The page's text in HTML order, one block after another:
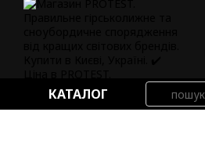
Перейти до основного контенту
КАТАЛОГ